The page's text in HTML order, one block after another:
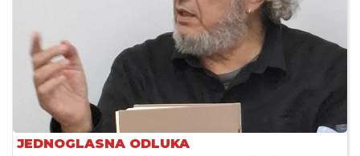
JEDNOGLASNA ODLUKA